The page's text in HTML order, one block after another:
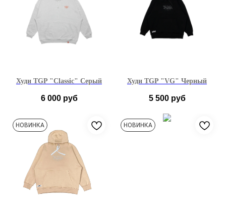
Худи TGP "Classic" Серый
6 000 руб
S M
Худи TGP "VG" Черный
5 500 руб
S M
НОВИНКА НОВИНКА